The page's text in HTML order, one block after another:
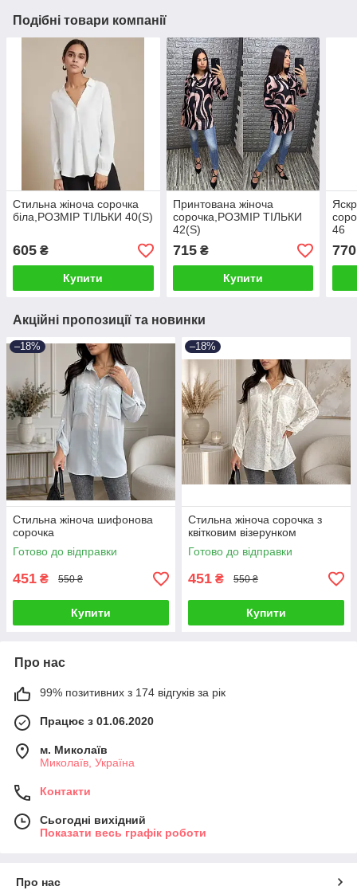
Подібні товари компанії
Стильна жіноча сорочка
біла,РОЗМІР ТІЛЬКИ 40(S)
605 ₴
Купити
Принтована жіноча
сорочка,РОЗМІР ТІЛЬКИ
42(S)
715₴
Купити
46
770
Акційні пропозиції та новинки
–18%
Стильна жіноча шифонова
сорочка
Готово до відправки
451 ₴ 550 ₴
Купити
–18%
Стильна жіноча сорочка з
квітковим візерунком
Готово до відправки
451 ₴ 550 ₴
Купити
Про нас
99% позитивних з 174 відгуків за рік
Працює з 01.06.2020
м. Миколаїв
Миколаїв, Україна
Контакти
Сьогодні вихідний
Показати весь графік роботи
Про нас